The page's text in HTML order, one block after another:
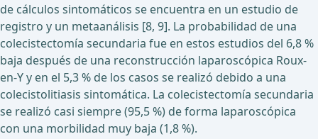
de cálculos sintomáticos se encuentra en un estudio de
registro y un metaanálisis [8, 9]. La probabilidad de una
colecistectomía secundaria fue en estos estudios del 6,8 %
baja después de una reconstrucción laparoscópica Roux-
en-Y y en el 5,3 % de los casos se realizó debido a una
colecistolitiasis sintomática. La colecistectomía secundaria
se realizó casi siempre (95,5 %) de forma laparoscópica
con una morbilidad muy baja (1,8 %).